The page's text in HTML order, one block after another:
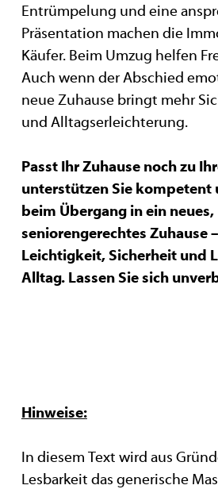
Entrümpelung und eine
Präsentation machen die
Käufer. Beim Umzug helfen
Auch wenn der Abschied
neue Zuhause bringt mehr
und Alltagserleichterung.
Passt Ihr Zuhause noch zu
unterstützen Sie kompetent
beim Übergang in ein neues,
seniorengerechtes Zuhause
Leichtigkeit, Sicherheit und
Alltag. Lassen Sie sich
Hinweise:
In diesem Text wird aus
Lesbarkeit das generische